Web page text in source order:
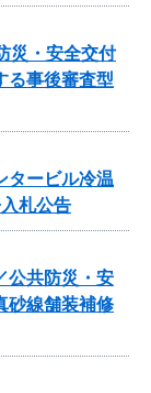
災・安全交付
る事後審査型
タービル冷温
札公告
公共防災・安
砂線舗装補修